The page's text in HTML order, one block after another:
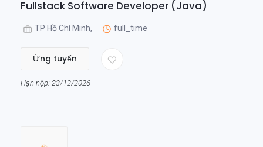
Fullstack Software Developer (Java)
TP Hồ Chí Minh, full_time
Ứng tuyển
Hạn nộp: 23/12/2026